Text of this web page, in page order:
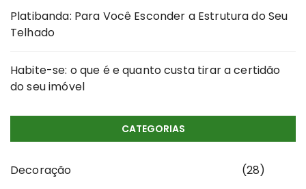
Platibanda: Para Você Esconder a Estrutura do Seu
Telhado
Habite-se: o que é e quanto custa tirar a certidão
do seu imóvel
CATEGORIAS
Decoração (28)